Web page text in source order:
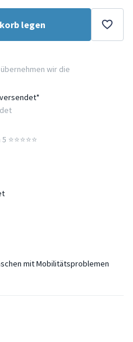
legen
wir die
mit Mobilitätsproblemen